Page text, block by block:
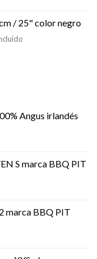
/ 25" color negro
Angus irlandés
S marca BBQ PIT
marca BBQ PIT